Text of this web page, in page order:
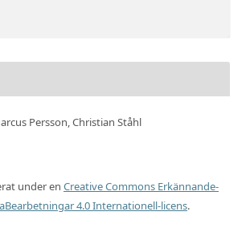
Persson, Christian Ståhl
under en Creative Commons Erkännande-
4.0 Internationell-licens.